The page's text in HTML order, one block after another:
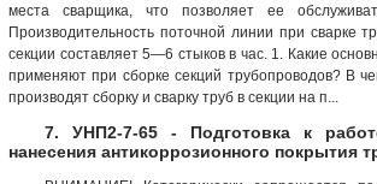
места сварщика, что позволяет ее
Производительность поточной линии при сварке
секции составляет 5—6 стыков в час. 1. Какие
применяют при сборке секций трубопроводов? В
производят сборку и сварку труб в секции на п...
7. УНП2-7-65 - Подготовка к
нанесения антикоррозионного покрытия